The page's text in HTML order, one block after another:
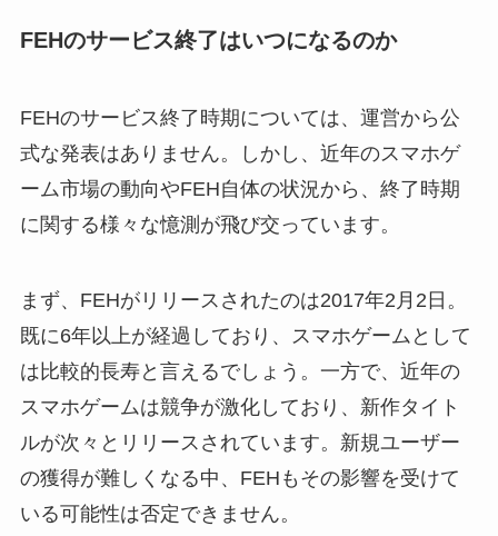
FEHのサービス終了はいつになるのか
FEHのサービス終了時期については、運営から公
式な発表はありません。しかし、近年のスマホゲ
ーム市場の動向やFEH自体の状況から、終了時期
に関する様々な憶測が飛び交っています。
まず、FEHがリリースされたのは2017年2月2日。
既に6年以上が経過しており、スマホゲームとして
は比較的長寿と言えるでしょう。一方で、近年の
スマホゲームは競争が激化しており、新作タイト
ルが次々とリリースされています。新規ユーザー
の獲得が難しくなる中、FEHもその影響を受けて
いる可能性は否定できません。